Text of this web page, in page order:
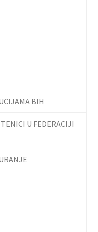
BIH
U FEDERACIJI